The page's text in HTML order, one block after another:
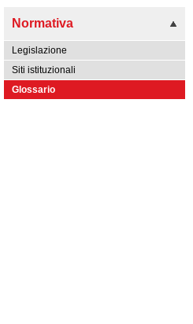
Normativa
Legislazione
Siti istituzionali
Glossario